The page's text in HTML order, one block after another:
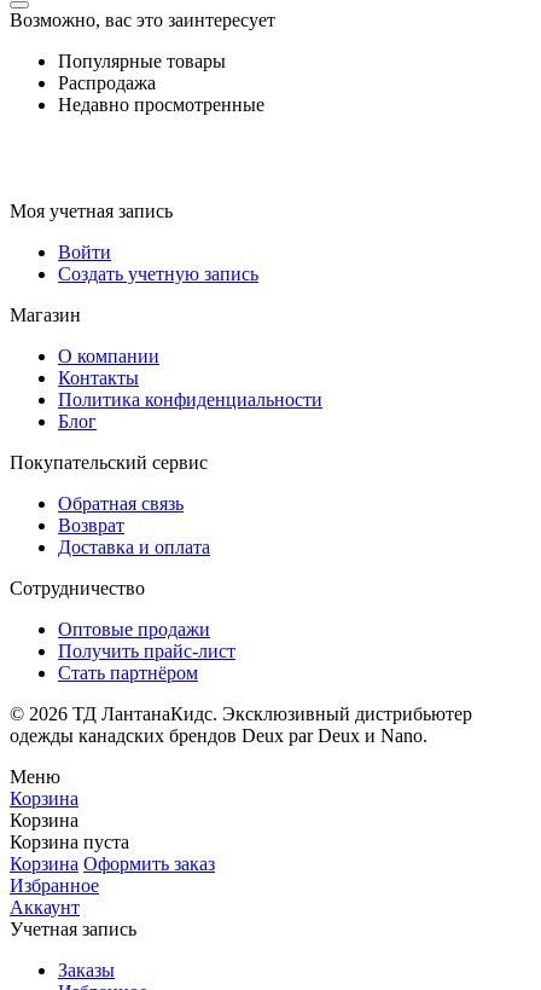
Возможно, вас это заинтересует
Популярные товары
Распродажа
Недавно просмотренные
Моя учетная запись
Войти
Создать учетную запись
Магазин
О компании
Контакты
Политика конфиденциальности
Блог
Покупательский сервис
Обратная связь
Возврат
Доставка и оплата
Сотрудничество
Оптовые продажи
Получить прайс-лист
Стать партнёром
© 2026 ТД ЛантанаКидс. Эксклюзивный дистрибьютер
одежды канадских брендов Deux par Deux и Nano.
Меню
Корзина
Корзина
Корзина пуста
Корзина Оформить заказ
Избранное
Аккаунт
Учетная запись
Заказы